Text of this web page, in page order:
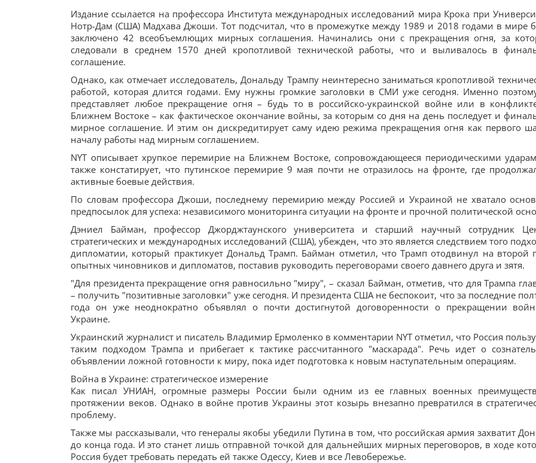
Издание ссылается на профессора Института международных исследований мира Крока при
Нотр-Дам (США) Мадхава Джоши. Тот подсчитал, что в промежутке между 1989 и 2018 годами в мире
заключено 42 всеобъемлющих мирных соглашения. Начинались они с прекращения огня, за
следовали в среднем 1570 дней кропотливой технической работы, что и выливалось в
соглашение.
Однако, как отмечает исследователь, Дональду Трампу неинтересно заниматься кропотливой
работой, которая длится годами. Ему нужны громкие заголовки в СМИ уже сегодня. Именно
представляет любое прекращение огня – будь то в российско-украинской войне или в
Ближнем Востоке – как фактическое окончание войны, за которым со дня на день последует и
мирное соглашение. И этим он дискредитирует саму идею режима прекращения огня как первого
началу работы над мирным соглашением.
NYT описывает хрупкое перемирие на Ближнем Востоке, сопровождающееся периодическими
также констатирует, что путинское перемирие 9 мая почти не отразилось на фронте, где
активные боевые действия.
По словам профессора Джоши, последнему перемирию между Россией и Украиной не хватало
предпосылок для успеха: независимого мониторинга ситуации на фронте и прочной политической
Дэниел Байман, профессор Джорджтаунского университета и старший научный сотрудник
стратегических и международных исследований (США), убежден, что это является следствием того
дипломатии, который практикует Дональд Трамп. Байман отметил, что Трамп отодвинул на второй
опытных чиновников и дипломатов, поставив руководить переговорами своего давнего друга и зятя.
"Для президента прекращение огня равносильно "миру", – сказал Байман, отметив, что для Трампа
– получить "позитивные заголовки" уже сегодня. И президента США не беспокоит, что за последние
года он уже неоднократно объявлял о почти достигнутой договоренности о прекращении
Украине.
Украинский журналист и писатель Владимир Ермоленко в комментарии NYT отметил, что Россия
таким подходом Трампа и прибегает к тактике рассчитанного "маскарада". Речь идет о
объявлении ложной готовности к миру, пока идет подготовка к новым наступательным операциям.
Война в Украине: стратегическое измерение
Как писал УНИАН, огромные размеры России были одним из ее главных военных
протяжении веков. Однако в войне против Украины этот козырь внезапно превратился в
проблему.
Также мы рассказывали, что генералы якобы убедили Путина в том, что российская армия захватит
до конца года. И это станет лишь отправной точкой для дальнейших мирных переговоров, в ходе
Россия будет требовать передать ей также Одессу, Киев и все Левобережье.